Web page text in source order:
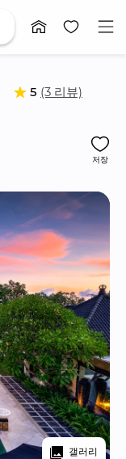
5 (3 리뷰)
저장
갤러리